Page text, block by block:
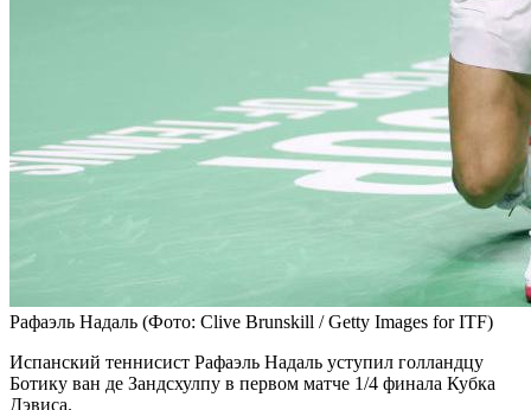
Рафаэль Надаль (Фото: Clive Brunskill / Getty Images for ITF)
Испанский теннисист Рафаэль Надаль уступил голландцу
Ботику ван де Зандсхулпу в первом матче 1/4 финала Кубка
Дэвиса.